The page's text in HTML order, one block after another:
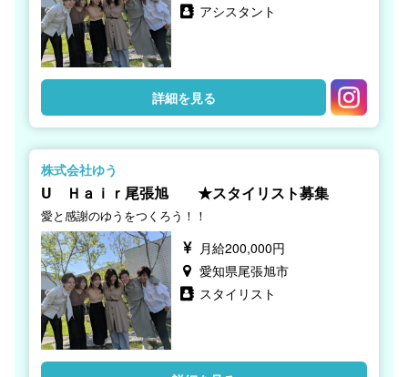
アシスタント
詳細を見る
株式会社ゆう
U Ｈａｉｒ尾張旭 ★スタイリスト募集
愛と感謝のゆうをつくろう！！
月給200,000円
愛知県尾張旭市
スタイリスト